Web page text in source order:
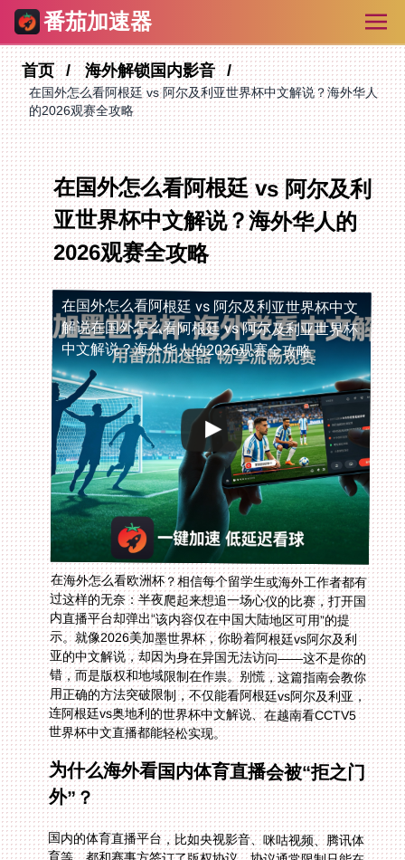
番茄加速器
首页 海外解锁国内影音
在国外怎么看阿根廷 vs 阿尔及利亚世界杯中文解说？海外华人
的2026观赛全攻略
在国外怎么看阿根廷 vs 阿尔及利
亚世界杯中文解说？海外华人的
2026观赛全攻略
在国外怎么看阿根廷 vs 阿尔及利亚世界杯中文
解说在国外怎么看阿根廷 vs 阿尔及利亚世界杯
中文解说？海外华人的2026观赛全攻略
在海外怎么看欧洲杯？相信每个留学生或海外工作者都有
过这样的无奈：半夜爬起来想追一场心仪的比赛，打开国
内直播平台却弹出“该内容仅在中国大陆地区可用”的提
示。就像2026美加墨世界杯，你盼着阿根廷vs阿尔及利
亚的中文解说，却因为身在异国无法访问——这不是你的
错，而是版权和地域限制在作祟。别慌，这篇指南会教你
用正确的方法突破限制，不仅能看阿根廷vs阿尔及利亚，
连阿根廷vs奥地利的世界杯中文解说、在越南看CCTV5
世界杯中文直播都能轻松实现。
为什么海外看国内体育直播会被“拒之门
外”？
国内的体育直播平台，比如央视影音、咪咕视频、腾讯体
育等，都和赛事方签订了版权协议，协议通常限制只能在
中国大陆地区播放。平台会通过IP地址检测你的位置，如
果发现你在海外，就会拒绝访问。这就是为什么你在国外
打开这些APP时，总是遇到地区限制的原因。尤其是世界
杯这样的顶级赛事，版权管控更严，海外用户想直接看中